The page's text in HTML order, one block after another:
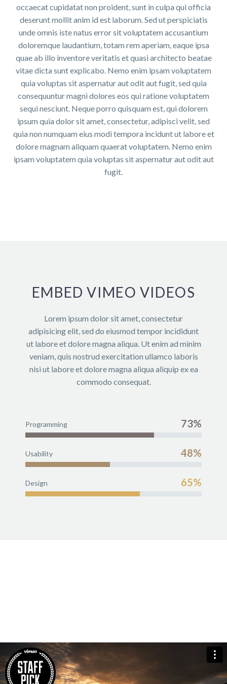
occaecat cupidatat non proident, sunt in culpa qui officia
deserunt mollit anim id est laborum. Sed ut perspiciatis
unde omnis iste natus error sit voluptatem accusantium
doloremque laudantium, totam rem aperiam, eaque ipsa
quae ab illo inventore veritatis et quasi architecto beatae
vitae dicta sunt explicabo. Nemo enim ipsam voluptatem
quia voluptas sit aspernatur aut odit aut fugit, sed quia
consequuntur magni dolores eos qui ratione voluptatem
sequi nesciunt. Neque porro quisquam est, qui dolorem
ipsum quia dolor sit amet, consectetur, adipisci velit, sed
quia non numquam eius modi tempora incidunt ut labore et
dolore magnam aliquam quaerat voluptatem. Nemo enim
ipsam voluptatem quia voluptas sit aspernatur aut odit aut
fugit.
EMBED VIMEO VIDEOS
Lorem ipsum dolor sit amet, consectetur
adipisicing elit, sed do eiusmod tempor incididunt
ut labore et dolore magna aliqua. Ut enim ad minim
veniam, quis nostrud exercitation ullamco laboris
nisi ut labore et dolore magna aliqua aliquip ex ea
commodo consequat.
Programming 73%
Usability 48%
Design 65%